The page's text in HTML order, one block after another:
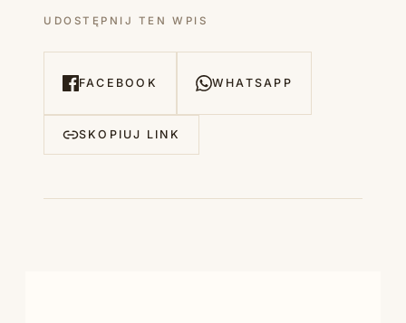
UDOSTĘPNIJ TEN WPIS
FACEBOOK WHATSAPP
SKOPIUJ LINK